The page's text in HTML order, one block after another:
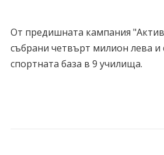
От предишната кампания
събрани четвърт милион лева и
спортната база в 9 училища.